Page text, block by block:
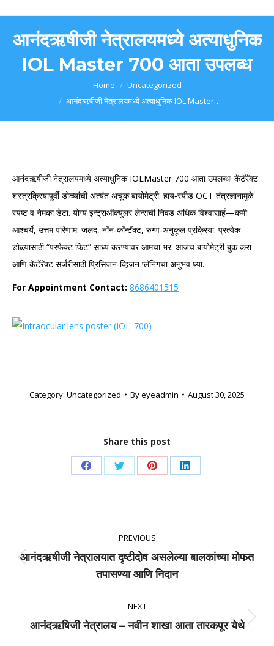
आनंदऋषीजी नेत्रालयमध्ये अत्याधुनिक
IOL Master 700 आता उपलब्ध
Home
Uncategorized
आनंदऋषीजी नेत्रालयमध्ये अत्याधुनिक IOL Master…
आनंदऋषीजी नेत्रालयमध्ये अत्याधुनिक IOLMaster 700 आता उपलब्ध! कॅटॅरॅक्ट
शस्त्रक्रियापूर्वी डोळ्यांची अत्यंत अचूक बायोमेट्री. हाय‑स्पीड OCT तंत्रज्ञानामुळे
स्पष्ट व नेमका डेटा. योग्य इन्ट्राऑक्युलर लेन्सची निवड अधिक विश्वासार्ह—कमी
आश्चर्ये, उत्तम परिणाम. जलद, नॉन‑कॉन्टॅक्ट, रुग्ण‑अनुकूल प्रक्रिया. प्रत्येक
डोळ्यासाठी “परफेक्ट फिट” साध्य करण्यावर आमचा भर. आजच बायोमेट्री बुक करा
आणि कॅटॅरॅक्ट सर्जरीसाठी प्रिसिजन‑व्हिजन प्लॅनिंगचा अनुभव घ्या.
For Appointment Contact: 8686401515
Category: Uncategorized Byeyeadmin August 30, 2025
Share this post
Share Share Share Share
navigation
PREVIOUS
Previous
post:
आनंदऋषीजी नेत्रालयात दृष्टीदोष असलेल्या बालकांच्या मोफत
तपासण्या आणि निदान
NEXT
Next
आनंदऋषिजी नेत्रालय – नवीन शाखा आता तारकपूर येथे